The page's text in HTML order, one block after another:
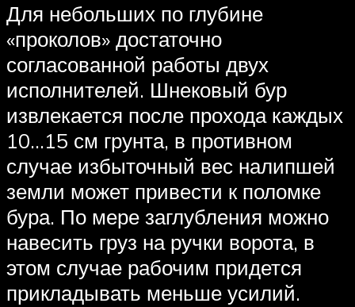
Для небольших по глубине
«проколов» достаточно
согласованной работы двух
исполнителей. Шнековый бур
извлекается после прохода каждых
10…15 см грунта, в противном
случае избыточный вес налипшей
земли может привести к поломке
бура. По мере заглубления можно
навесить груз на ручки ворота, в
этом случае рабочим придется
прикладывать меньше усилий.